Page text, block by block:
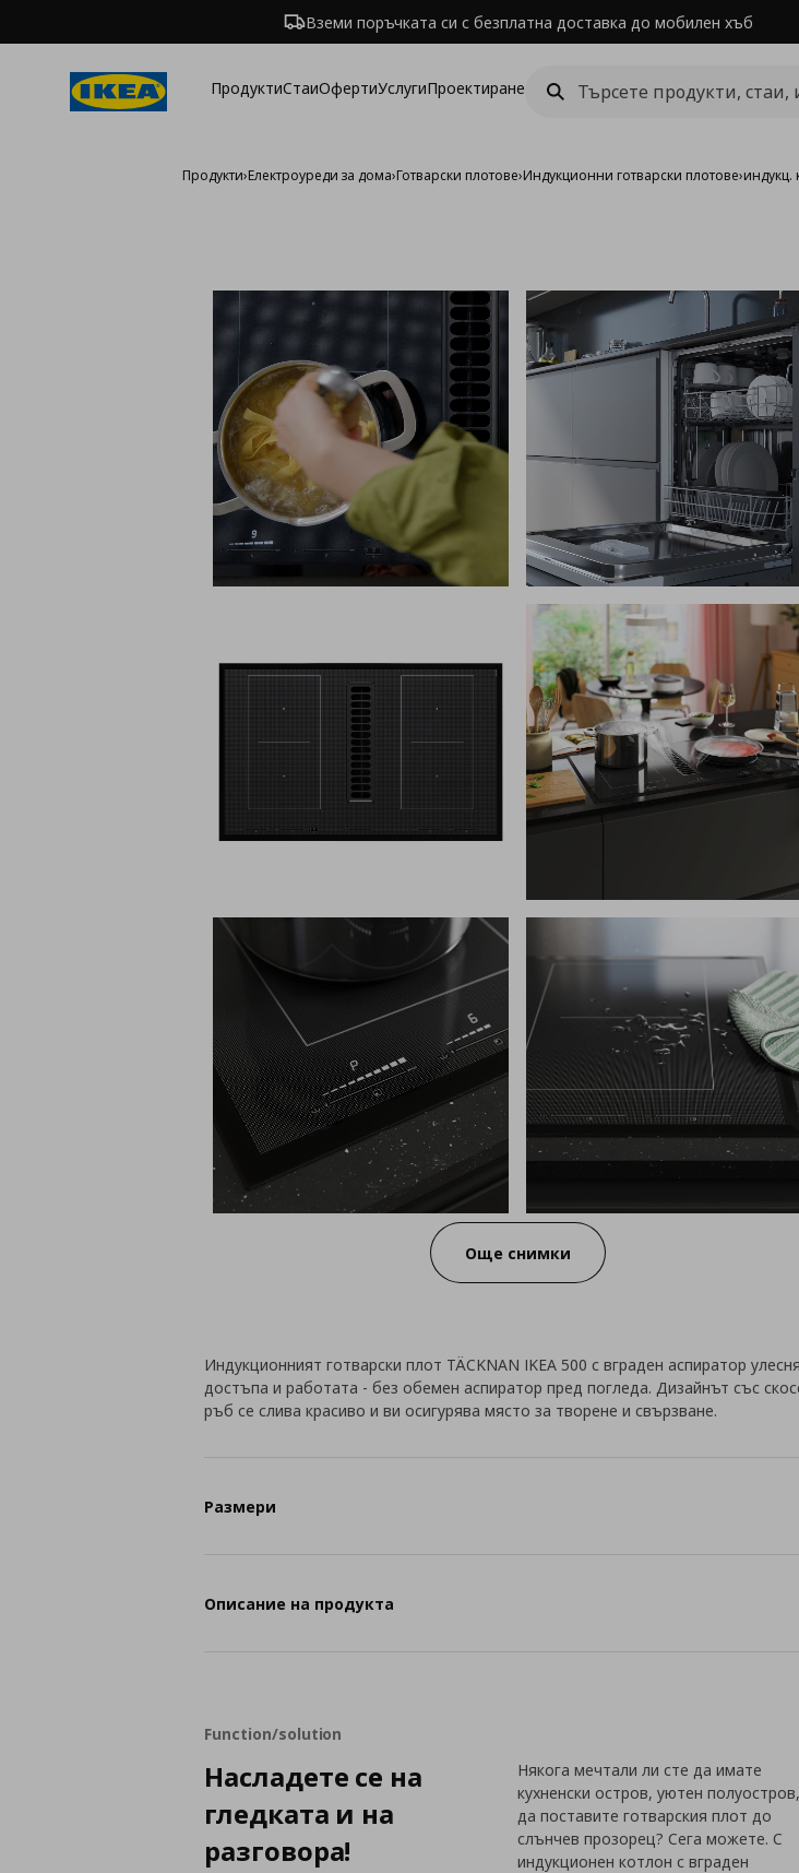
Вземи поръчката си с безплатна доставка до мобилен хъб
ПродуктиСтаиОфертиУслугиПроектиране
Продукти›Електроуреди за дома›Готварски плотове›Индукционни готварски плотове›индукц.
Още снимки
Индукционният готварски плот TÄCKNAN IKEA 500 с вграден аспиратор
достъпа и работата - без обемен аспиратор пред погледа. Дизайнът със
ръб се слива красиво и ви осигурява място за творене и свързване.
Размери
Описание на продукта
Function/solution
Насладете се на
гледката и на
разговора!
Някога мечтали ли сте да имате
кухненски остров, уютен
да поставите готварския плот до
слънчев прозорец? Сега можете. С
индукционен котлон с вграден